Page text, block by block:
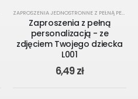
,NA CHRZEST,ZAPROSZENIA
ZAPROSZENIA JEDNOSTRONNE Z PEŁNĄ PERSONALIZACJĄ
Zaproszenia z pełną
personalizacją - ze
zdjęciem Twojego dziecka
L001
6,49zł